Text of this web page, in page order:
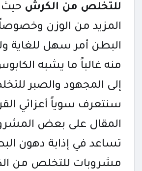
للتخلص من الكرش حيث
المزيد من الوزن
البطن أمر سهل للغاية
منه غالباً ما يشبه
إلى المجهود والصبر
سنتعرف سوياً أعزائي
المقال على بعض
تساعد في إذابة دهون
مشروبات للتخلص من